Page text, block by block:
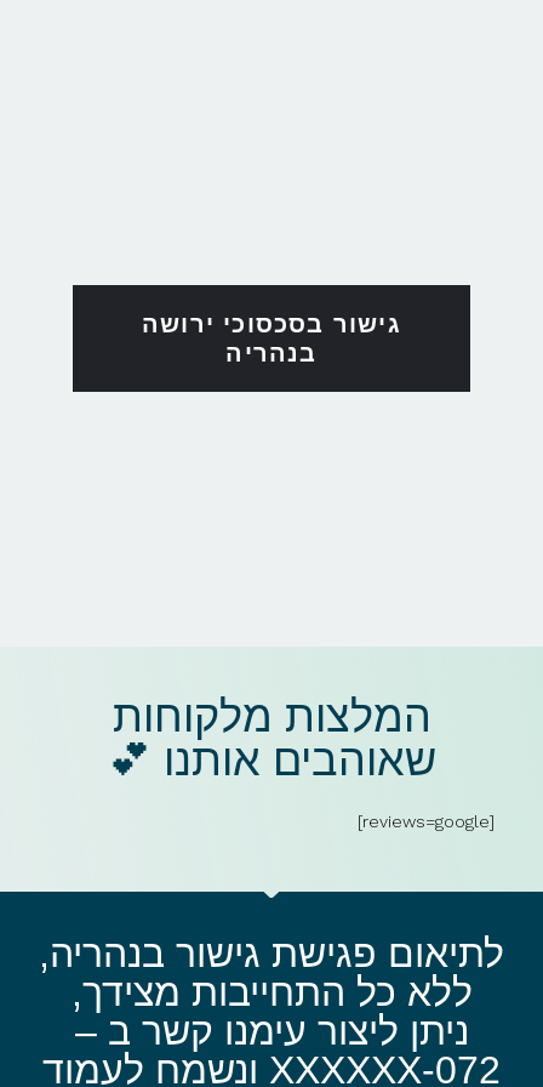
גישור בסכסוכי ירושה
בנהריה
המלצות מלקוחות
שאוהבים אותנו 💕​
[reviews=google]
לתיאום פגישת גישור בנהריה,
ללא כל התחייבות מצידך,
ניתן ליצור עימנו קשר ב –
072-XXXXXX ונשמח לעמוד